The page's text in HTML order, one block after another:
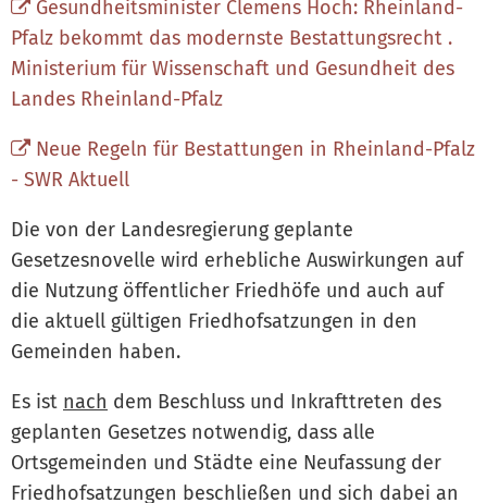
Gesundheitsminister Clemens Hoch: Rheinland-
Pfalz bekommt das modernste Bestattungsrecht .
Ministerium für Wissenschaft und Gesundheit des
Landes Rheinland-Pfalz
Neue Regeln für Bestattungen in Rheinland-Pfalz
- SWR Aktuell
Die von der Landesregierung geplante
Gesetzesnovelle wird erhebliche Auswirkungen auf
die Nutzung öffentlicher Friedhöfe und auch auf
die aktuell gültigen Friedhofsatzungen in den
Gemeinden haben.
Es ist nach dem Beschluss und Inkrafttreten des
geplanten Gesetzes notwendig, dass alle
Ortsgemeinden und Städte eine Neufassung der
Friedhofsatzungen beschließen und sich dabei an